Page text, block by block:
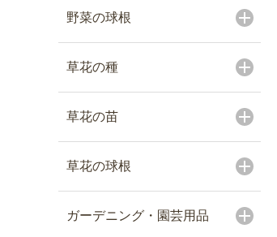
野菜の球根
草花の種
草花の苗
草花の球根
ガーデニング・園芸用品